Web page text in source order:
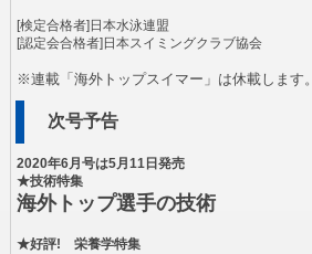
[検定合格者]日本水泳連盟
[認定会合格者]日本スイミングクラブ協会
※連載「海外トップスイマー」は休載します。
次号予告
2020年6月号は5月11日発売
★技術特集
海外トップ選手の技術
★好評! 栄養学特集